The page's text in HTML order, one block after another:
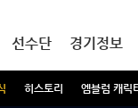
히스토리 엠블럼 캐릭
선수단 경기정보